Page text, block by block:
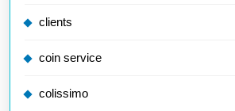
clients
coin service
colissimo